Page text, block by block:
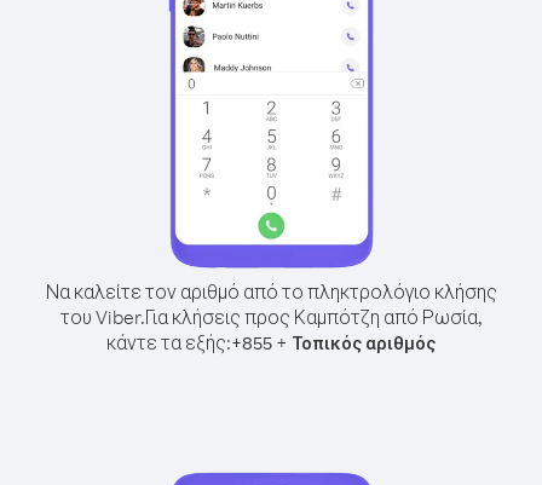
Να καλείτε τον αριθμό από το πληκτρολόγιο κλήσης
του Viber.Για κλήσεις προς Καμπότζη από Ρωσία,
κάντε τα εξής:+855 + Τοπικός αριθμός